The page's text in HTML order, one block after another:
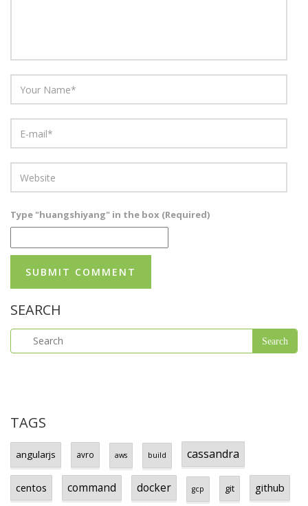
Type "huangshiyang" in the box (Required)
SEARCH
TAGS
angularjs avro aws build cassandra
centos command docker gcp git github